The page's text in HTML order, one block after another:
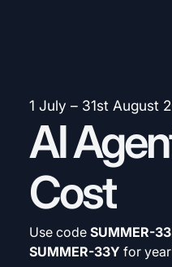
1 July – 31st August
AI
Cost
Use code SUMMER-
SUMMER-33Y for